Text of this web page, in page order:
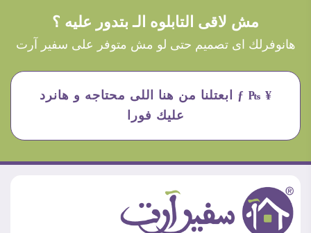
مش لاقى التابلوه الـ بتدور عليه ؟
هانوفرلك اى تصميم حتى لو مش متوفر على سفير آرت
¥ ₧ ƒ ابعتلنا من هنا اللى محتاجه و هانرد
عليك فورا